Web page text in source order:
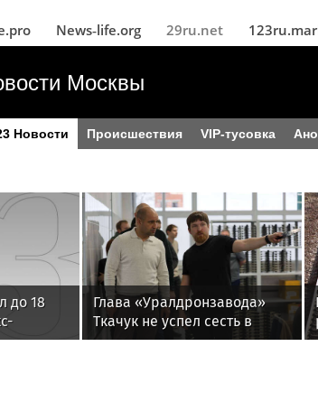
News‑life.org 29ru.net
Москвы
Новости Происшествия VIP-тусовка
до 18
Глава «Уралдронзавода»
Ткачук не успел сесть в
машину, которую подорвали